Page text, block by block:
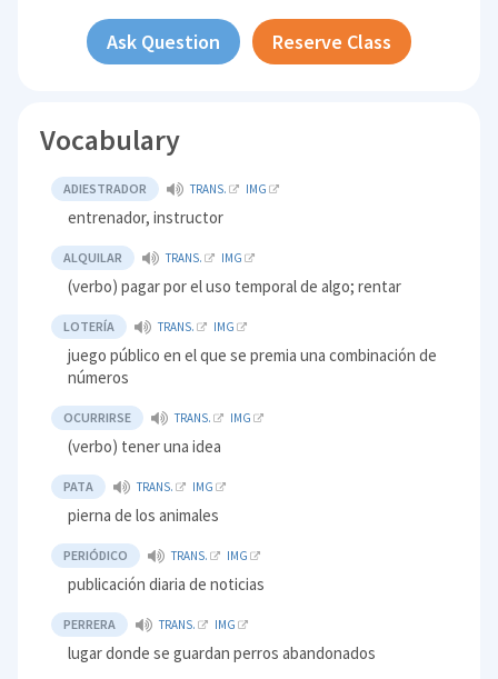
Ask Question Reserve Class
Vocabulary
ADIESTRADOR TRANS. IMG
entrenador, instructor
ALQUILAR TRANS. IMG
(verbo) pagar por el uso temporal de algo; rentar
LOTERÍA TRANS. IMG
juego público en el que se premia una combinación de
números
OCURRIRSE TRANS. IMG
(verbo) tener una idea
PATA TRANS. IMG
pierna de los animales
PERIÓDICO TRANS. IMG
publicación diaria de noticias
PERRERA TRANS. IMG
lugar donde se guardan perros abandonados